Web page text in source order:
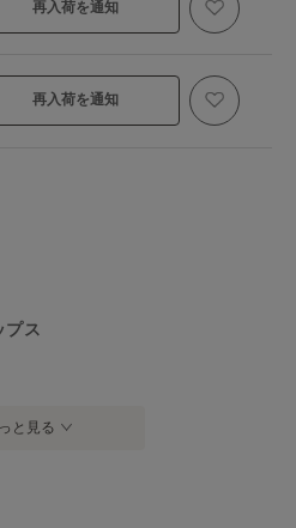
再入荷を通知
再入荷を通知
プス
様なので、それぞれ異なる表情
と見る